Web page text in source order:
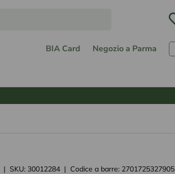
BIA Card Negozio a Parma
| SKU: 30012284 | Codice a barre: 2701725327905